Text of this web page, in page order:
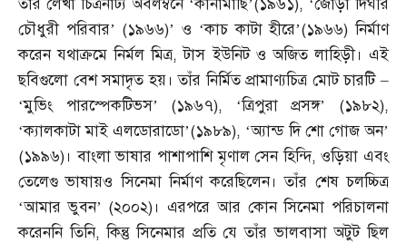
চৌধুরী পরিবার’ (১৯৬৬)’ও ‘কাচ কাটা হীরে’(১৯৬৬)নির্মাণ
করেন যথাক্রমে নির্মল মিত্র,টাস ইউনিট ও অজিত লাহিড়ী। এই
ছবিগুলো বেশ সমাদৃত হয়। তাঁর নির্মিত প্রামাণ্যচিত্র মোট চারটি –
‘মুভিং পারস্পেকটিভস’ (১৯৬৭), ‘ত্রিপুরা প্রসঙ্গ’ (১৯৮২),
‘ক্যালকাটা মাই এলডোরাডো’(১৯৮৯), ‘অ্যান্ড দি শো গোজ অন’
(১৯৯৬)। বাংলা ভাষার পাশাপাশি মৃণাল সেন হিন্দি,ওড়িয়া এবং
তেলেগু ভাষায়ও সিনেমা নির্মাণ করেছিলেন। তাঁর শেষ চলচ্চিত্র
‘আমার ভুবন’ (২০০২)। এরপরে আর কোন সিনেমা পরিচালনা
করেননি তিনি,কিন্তু সিনেমার প্রতি যে তাঁর ভালবাসা অটুট ছিল